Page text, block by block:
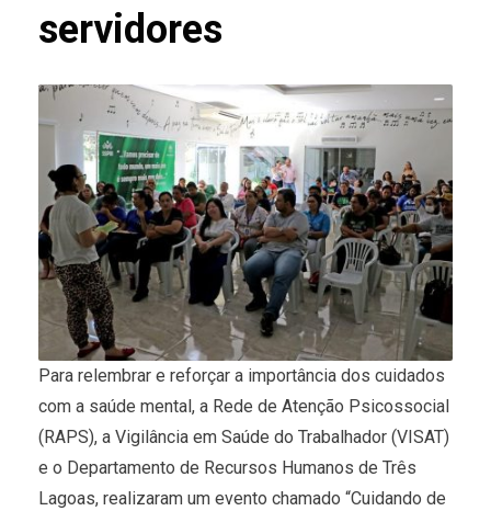
servidores
Para relembrar e reforçar a importância dos cuidados
com a saúde mental, a Rede de Atenção Psicossocial
(RAPS), a Vigilância em Saúde do Trabalhador (VISAT)
e o Departamento de Recursos Humanos de Três
Lagoas, realizaram um evento chamado “Cuidando de